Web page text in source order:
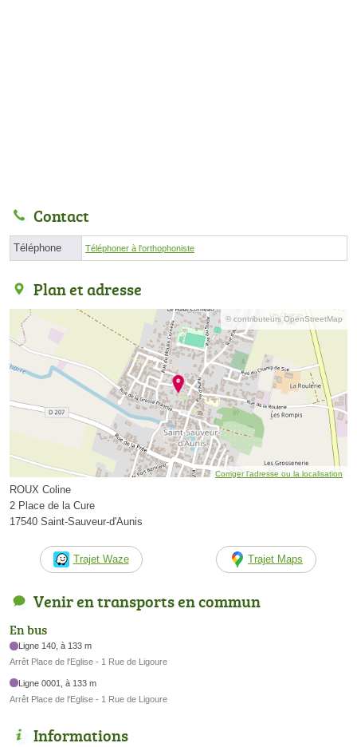
Contact
Téléphone Téléphoner à l'orthophoniste
Plan et adresse
© contributeurs OpenStreetMap
Corriger l’adresse ou la localisation
ROUX Coline
2 Place de la Cure
17540 Saint-Sauveur-d'Aunis
Trajet Waze Trajet Maps
Venir en transports en commun
En bus
Ligne 140, à 133 m
Arrêt Place de l'Eglise - 1 Rue de Ligoure
Ligne 0001, à 133 m
Arrêt Place de l'Eglise - 1 Rue de Ligoure
Informations